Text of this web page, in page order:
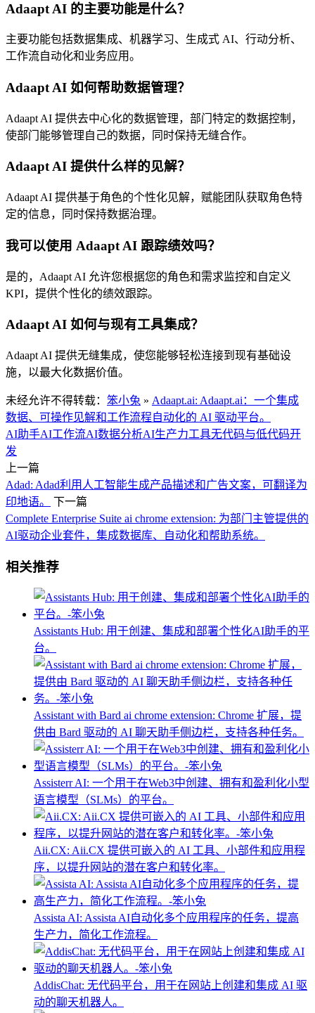
Adaapt AI 的主要功能是什么？
主要功能包括数据集成、机器学习、生成式 AI、行动分析、
工作流自动化和业务应用。
Adaapt AI 如何帮助数据管理？
Adaapt AI 提供去中心化的数据管理，部门特定的数据控制，
使部门能够管理自己的数据，同时保持无缝合作。
Adaapt AI 提供什么样的见解？
Adaapt AI 提供基于角色的个性化见解，赋能团队获取角色特
定的信息，同时保持数据治理。
我可以使用 Adaapt AI 跟踪绩效吗？
是的，Adaapt AI 允许您根据您的角色和需求监控和自定义
KPI，提供个性化的绩效跟踪。
Adaapt AI 如何与现有工具集成？
Adaapt AI 提供无缝集成，使您能够轻松连接到现有基础设
施，以最大化数据价值。
未经允许不得转载： 笨小兔 » Adaapt.ai: Adaapt.ai：一个集成
数据、可操作见解和工作流程自动化的 AI 驱动平台。
AI助手AI工作流AI数据分析AI生产力工具无代码与低代码开
发
上一篇
Adad: Adad利用人工智能生成产品描述和广告文案，可翻译为
印地语。
下一篇
Complete Enterprise Suite ai chrome extension: 为部门主管提供的
AI驱动企业套件，集成数据库、自动化和帮助系统。
相关推荐
Assistants Hub: 用于创建、集成和部署个性化AI助手的平
台。
Assistant with Bard ai chrome extension: Chrome 扩展，提
供由 Bard 驱动的 AI 聊天助手侧边栏，支持各种任务。
Assisterr AI: 一个用于在Web3中创建、拥有和盈利化小型
语言模型（SLMs）的平台。
Aii.CX: Aii.CX 提供可嵌入的 AI 工具、小部件和应用程
序，以提升网站的潜在客户和转化率。
Assista AI: Assista AI自动化多个应用程序的任务，提高
生产力，简化工作流程。
AddisChat: 无代码平台，用于在网站上创建和集成 AI 驱
动的聊天机器人。